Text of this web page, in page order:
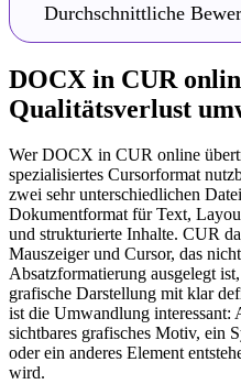
Durchschnittliche
DOCX in CUR
Qualitätsverlust
Wer DOCX in CUR online
spezialisiertes Cursorformat
zwei sehr unterschiedlichen
Dokumentformat für Text,
und strukturierte Inhalte. CUR
Mauszeiger und Cursor, das
Absatzformatierung ausgelegt
grafische Darstellung mit klar
ist die Umwandlung interessant:
sichtbares grafisches Motiv, ein
oder ein anderes Element
wird.